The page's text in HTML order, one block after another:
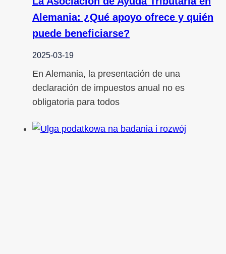
Alemania: ¿Qué apoyo ofrece y quién
puede beneficiarse?
2025-03-19
En Alemania, la presentación de una
declaración de impuestos anual no es
obligatoria para todos